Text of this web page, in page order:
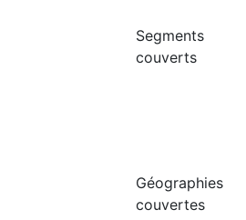
Segments
couverts
Géographies
couvertes